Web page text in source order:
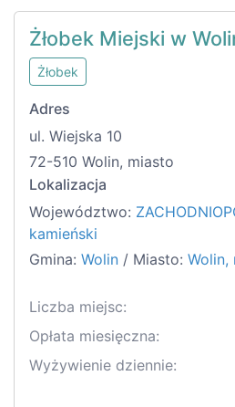
Żłobek Miejski w
Żłobek
Adres
ul. Wiejska 10
72-510 Wolin, miasto
Lokalizacja
Województwo:
kamieński
Gmina: Wolin / Miasto: Wolin,
Liczba miejsc:
Opłata miesięczna:
Wyżywienie dziennie: